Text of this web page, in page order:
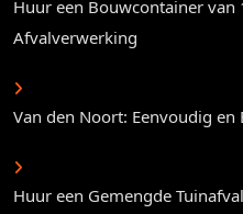
Huur een Bouwcontainer van
Afvalverwerking
Van den Noort: Eenvoudig en
Huur een Gemengde